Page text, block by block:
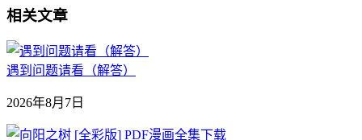
相关文章
遇到问题请看（解答）
2026年8月7日